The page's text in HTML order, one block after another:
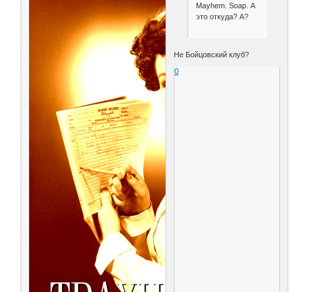
Mayhem. Soap. А
это откуда? А?
Не Бойцовский клуб?
0